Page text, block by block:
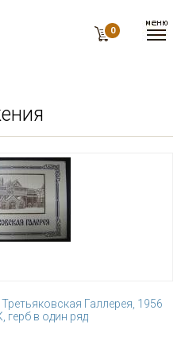
0
Галлерея, 1956
герб в один ряд